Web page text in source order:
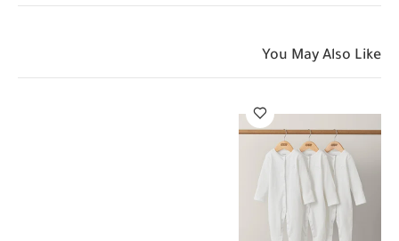
مطاطي وكباسين للإغلاق لسهولة الارتداء والتغيير
You May Also Like